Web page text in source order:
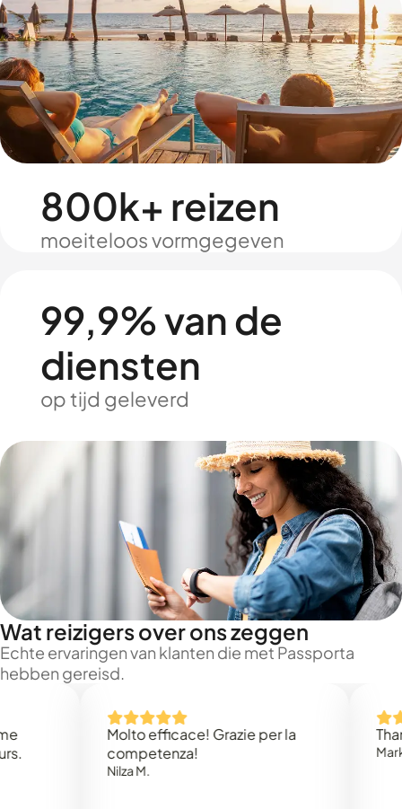
800k+ reizen
moeiteloos vormgegeven
99,9% van de
diensten
op tijd geleverd
Wat reizigers over ons zeggen
Echte ervaringen van klanten die met Passporta
hebben gereisd.
Molto efficace! Grazie per la
competenza!
Thank
Mark N.